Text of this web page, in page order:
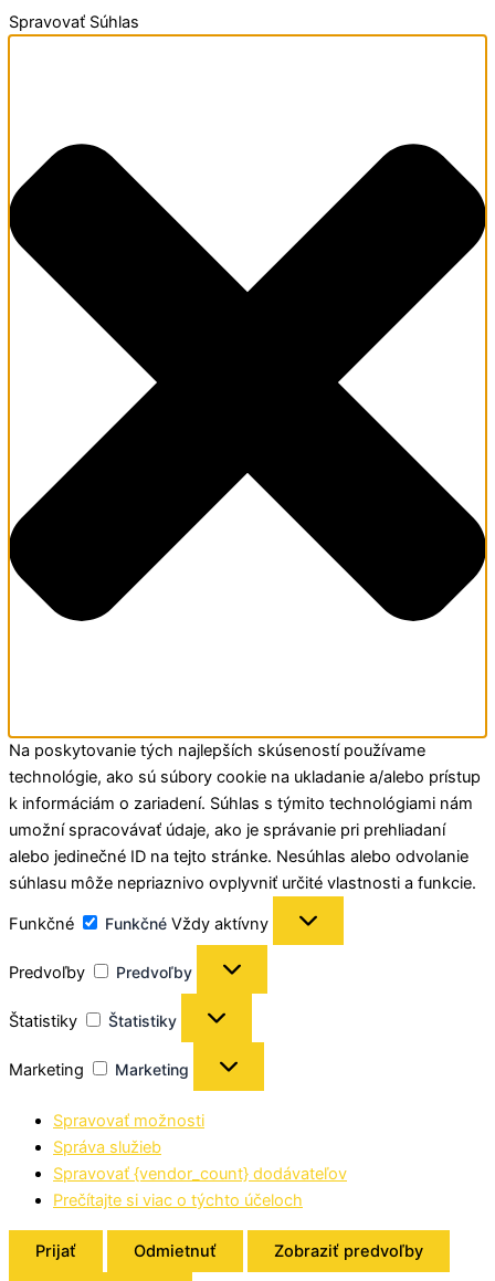
Spravovať Súhlas
Na poskytovanie tých najlepších skúseností používame
technológie, ako sú súbory cookie na ukladanie a/alebo prístup
k informáciám o zariadení. Súhlas s týmito technológiami nám
umožní spracovávať údaje, ako je správanie pri prehliadaní
alebo jedinečné ID na tejto stránke. Nesúhlas alebo odvolanie
súhlasu môže nepriaznivo ovplyvniť určité vlastnosti a funkcie.
Funkčné Funkčné Vždy aktívny
Predvoľby Predvoľby
Štatistiky Štatistiky
Marketing Marketing
Spravovať možnosti
Správa služieb
Spravovať {vendor_count} dodávateľov
Prečítajte si viac o týchto účeloch
Prijať Odmietnuť Zobraziť predvoľby